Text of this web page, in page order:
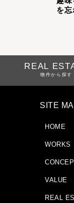
を
REAL
物件から探す
SITE
HOME
WORKS
VALUE
REAL